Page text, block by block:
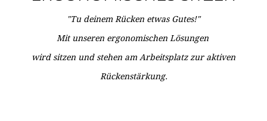
"Tu deinem Rücken etwas Gutes!"
Mit unseren ergonomischen Lösungen
wird sitzen und stehen am Arbeitsplatz zur aktiven
Rückenstärkung.